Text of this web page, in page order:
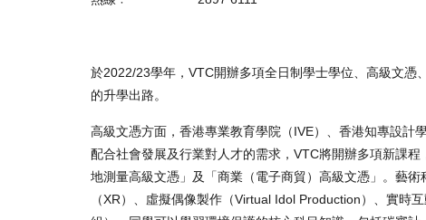
於2022/23學年，VTC開辦多項全日制學士學位、高級文
的升學出路。
高級文憑方面，香港專業教育學院（IVE）、香港知專設計
配合社會發展及行業對人才的需求，VTC將開辦多項新課
地測量高級文憑」及「商業（電子商貿）高級文憑」。藝
（XR）、虛擬偶像製作（Virtual Idol Production）、實時